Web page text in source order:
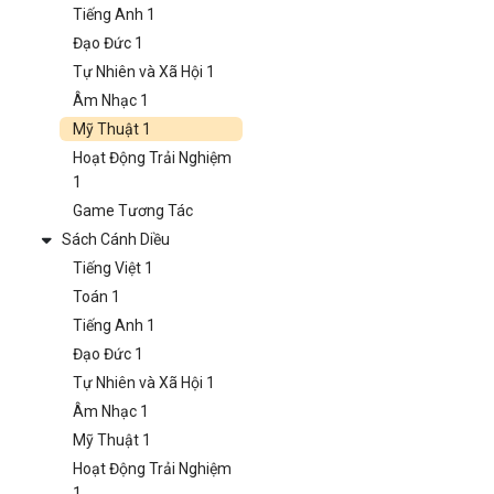
Tiếng Anh 1
Đạo Đức 1
Tự Nhiên và Xã Hội 1
Âm Nhạc 1
Mỹ Thuật 1
Hoạt Động Trải Nghiệm
1
Game Tương Tác
Sách Cánh Diều
Tiếng Việt 1
Toán 1
Tiếng Anh 1
Đạo Đức 1
Tự Nhiên và Xã Hội 1
Âm Nhạc 1
Mỹ Thuật 1
Hoạt Động Trải Nghiệm